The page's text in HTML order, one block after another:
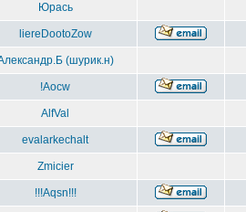
Юрась
liereDootoZow
(шурик.н)
!Aocw
AlfVal
evalarkechalt
Zmicier
!!!Aqsn!!!